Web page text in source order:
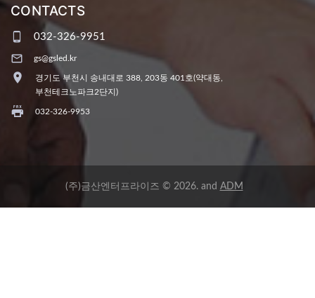
CONTACTS
032-326-9951
gs@gsled.kr
경기도 부천시 송내대로 388, 203동 401호(약대동,
부천테크노파크2단지)
032-326-9953
(주)금산엔터프라이즈 © 2026. and ADM